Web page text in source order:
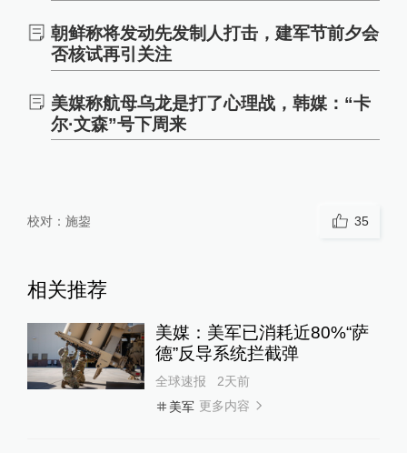
朝鲜称将发动先发制人打击，建军节前夕会
否核试再引关注
美媒称航母乌龙是打了心理战，韩媒：“卡
尔·文森”号下周来
校对： 施鋆 35
相关推荐
美媒：美军已消耗近80%“萨
德”反导系统拦截弹
全球速报
2天前
美军 更多内容